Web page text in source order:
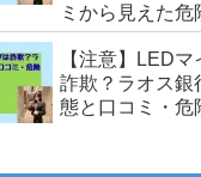
ミから見えた危
【注意】LED
詐欺？ラオス銀
態と口コミ・危